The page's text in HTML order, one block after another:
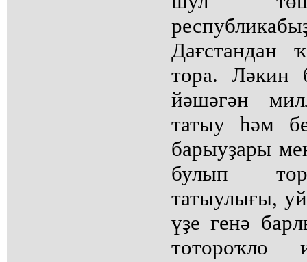
Дағстандан
тора. Ләкин
йәшәгән
татыу һәм
барыуҙары
булып
татыулығы,
үҙе генә
тотороҡло